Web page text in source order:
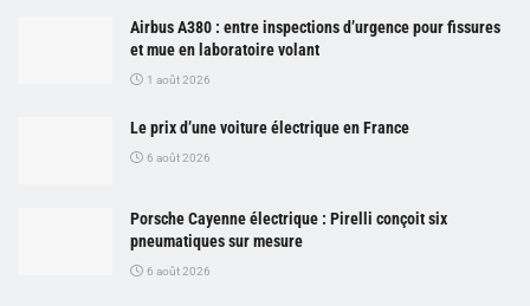
Airbus A380 : entre inspections d’urgence pour fissures
et mue en laboratoire volant
1 août 2026
Le prix d’une voiture électrique en France
6 août 2026
Porsche Cayenne électrique : Pirelli conçoit six
pneumatiques sur mesure
6 août 2026